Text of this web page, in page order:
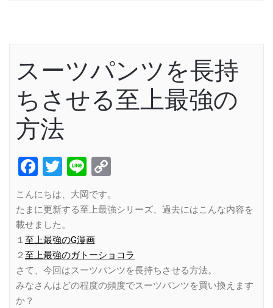
スーツパンツを長持
ちさせる至上最強の
方法
Facebook
Twitter
Line
こんにちは、大岡です。
たまに更新する至上最強シリーズ、過去にはこんな内容を
載せました。
１ 至上最強のG漫画
２ 至上最強のガトーショコラ
さて、今回はスーツパンツを長持ちさせる方法。
みなさんはどの程度の頻度でスーツパンツを買い換えます
か？